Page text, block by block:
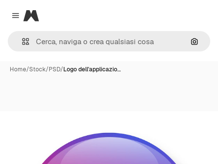
Close menu
Magnific
Cerca
Home/Stock/PSD/Logo dell'applicazio…